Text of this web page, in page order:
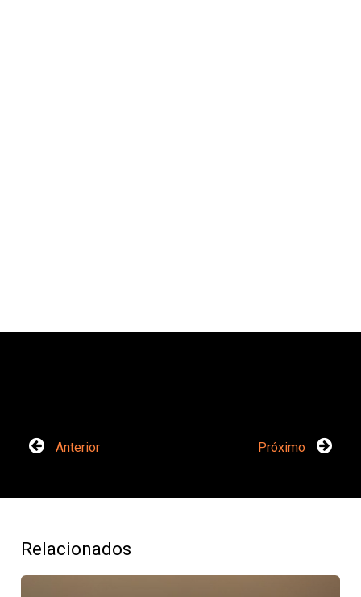
Anterior Próximo
Relacionados